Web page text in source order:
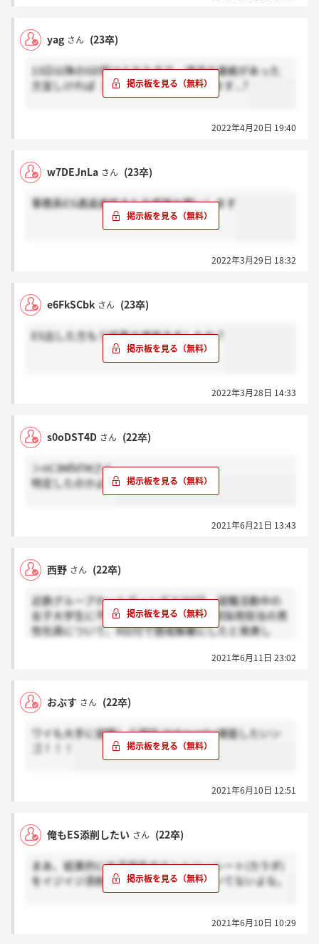
yag さん (23卒)
13日以降のGD受けられた方で、通過の連絡があった
方宜しければ［感謝］ボタンお願いします...?
2022年4月20日 19:40
w7DEJnLa さん (23卒)
事務系ES通過連絡きた方感謝お願いします
2022年3月29日 18:32
e6FkSCbk さん (23卒)
ES出した方もう結果の連絡きましたか？
2022年3月28日 14:33
s0oDST4D さん (22卒)
＞nC3MfxTMさん
特定したのかよ....
2021年6月21日 13:43
西野 さん (22卒)
近鉄グループホールディングスは9日、就職活動中の
女子大学生に不適切な行為をした人事部採用担当の男
性社員について、8日付で懲戒解雇にしたと発表し
ルを逸脱した」として、処分を検討していた。
同社によると、男性社員は1月開催の同社のインタ
ーンシップで、女子大学生と知り合った。終了後の2
ン）」で呼び出し、食事やホテルに行くなどした。
週刊誌に取材された男性社員からの報告を受け、同
か、管理責任のある上司などについても「しかるべき
強制わいせつでは？
2021年6月11日 23:02
おぷす さん (22卒)
ワイも大手に就職して現役JDのmanko堪能したいン
ゴ！！！
2021年6月10日 12:51
俺もES添削したい さん (22卒)
まあ、結果的に女子学生のエントリーシート(カラダ)
をイジイジ添削したんだから、嘘は付いてないよな。
2021年6月10日 10:29